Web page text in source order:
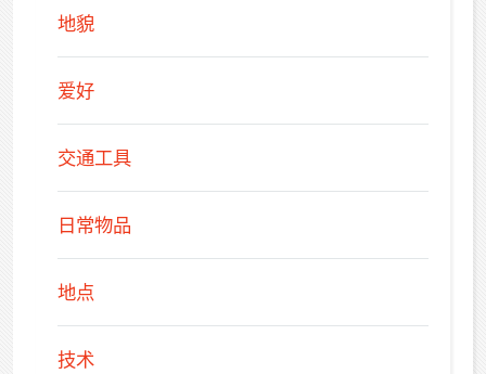
地貌
爱好
交通工具
日常物品
地点
技术